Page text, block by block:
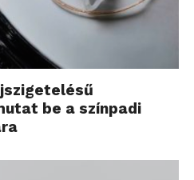
be a színpadi